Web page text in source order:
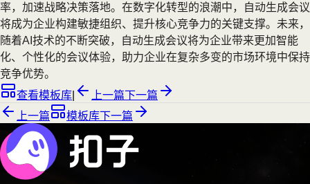
率，加速战略决策落地。在数字化转型的浪潮中，自动生成会议
将成为企业构建敏捷组织、提升核心竞争力的关键支撑。未来，
随着AI技术的不断突破，自动生成会议将为企业带来更加智能
化、个性化的会议体验，助力企业在复杂多变的市场环境中保持
竞争优势。
查看模板库
上一篇下一篇
上一篇
模板库下一篇